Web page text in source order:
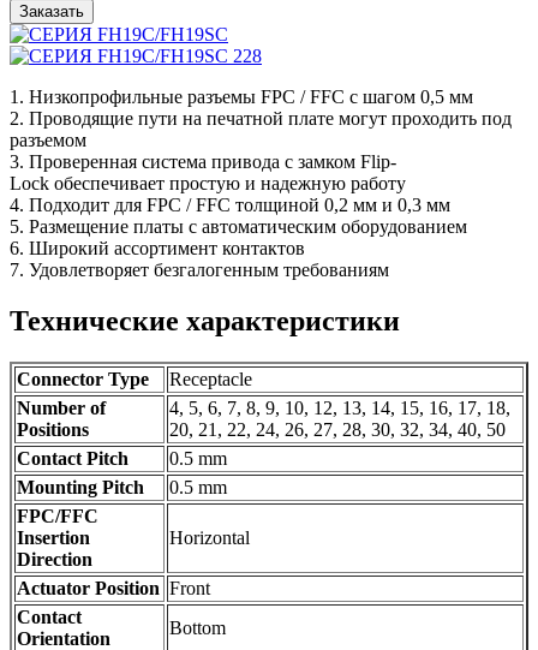
Заказать
1. Низкопрофильные разъемы FPC / FFC с шагом 0,5 мм
2. Проводящие пути на печатной плате могут проходить под
разъемом
3. Проверенная система привода с замком Flip-
Lock обеспечивает простую и надежную работу
4. Подходит для FPC / FFC толщиной 0,2 мм и 0,3 мм
5. Размещение платы с автоматическим оборудованием
6. Широкий ассортимент контактов
7. Удовлетворяет безгалогенным требованиям
Технические характеристики
Connector Type
Receptacle
Number of
Positions
4, 5, 6, 7, 8, 9, 10, 12, 13, 14, 15, 16, 17, 18,
20, 21, 22, 24, 26, 27, 28, 30, 32, 34, 40, 50
Contact Pitch
0.5 mm
Mounting Pitch
0.5 mm
FPC/FFC
Insertion
Direction
Horizontal
Actuator Position Front
Contact
Orientation
Bottom